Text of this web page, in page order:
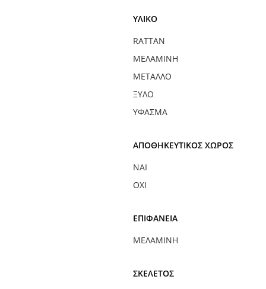
ΥΛΙΚΌ
RATTAN
ΜΕΛΑΜΊΝΗ
ΜΈΤΑΛΛΟ
ΞΎΛΟ
ΎΦΑΣΜΑ
ΑΠΟΘΗΚΕΥΤΙΚΌΣ ΧΏΡΟΣ
ΝΑΙ
ΌΧΙ
ΕΠΙΦΆΝΕΙΑ
ΜΕΛΑΜΊΝΗ
ΣΚΕΛΕΤΌΣ